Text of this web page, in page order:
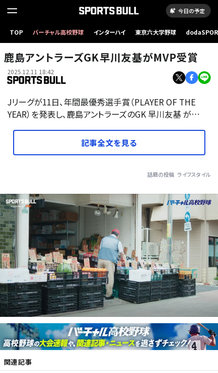
今日の予定
TOP バーチャル高校野球 インターハイ 東京六大学野球
鹿島アントラーズGK早川友基がMVP受賞
2025.12.11 18:42
Jリーグが11日、年間最優秀選手賞（PLAYER OF THE
YEAR）を発表し、鹿島アントラーズのGK 早川友基 が…
記事全文を見る
話題の投稿 ライフスタイル
関連記事